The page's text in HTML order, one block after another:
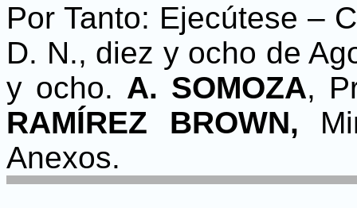
Por Tanto: Ejecútese –
D. N., diez y ocho de
y ocho. A. SOMOZA,
RAMÍREZ BROWN,
Anexos.